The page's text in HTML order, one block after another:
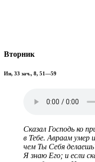
Вторник
Ин, 33 зач., 8, 51—59
Сказал Господь ко
в Тебе. Авраам умер
чем Ты Себя
Я знаю Его; и если